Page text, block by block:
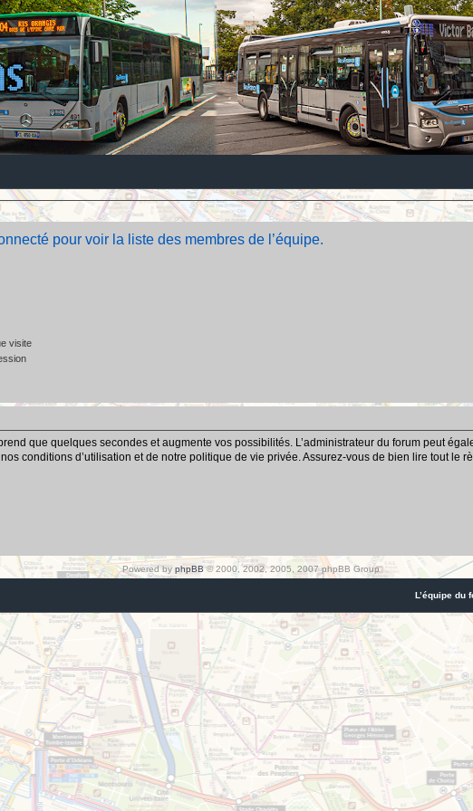
pour voir la liste des membres de l’équipe.
visite
que quelques secondes et augmente vos possibilités. L’administrateur du forum peut
conditions d’utilisation et de notre politique de vie privée. Assurez-vous de bien lire tout le
Powered by phpBB© 2000, 2002, 2005, 2007 phpBB Group
L’équipe du